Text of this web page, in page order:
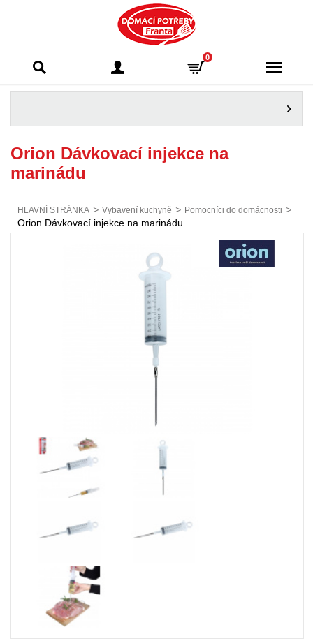
Franta - Příbram
0
Orion Dávkovací injekce na
marinádu
HLAVNÍ STRÁNKA > Vybavení kuchyně > Pomocníci do domácnosti >
Orion Dávkovací injekce na marinádu